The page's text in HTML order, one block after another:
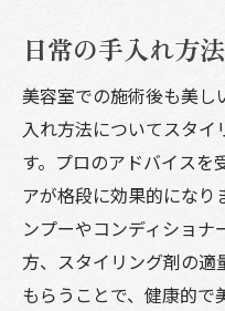
日常の手入れ方
美容室での施術後も美
入れ方法についてスタ
す。プロのアドバイスを
アが格段に効果的になり
ンプーやコンディショ
方、スタイリング剤の適
もらうことで、健康的で